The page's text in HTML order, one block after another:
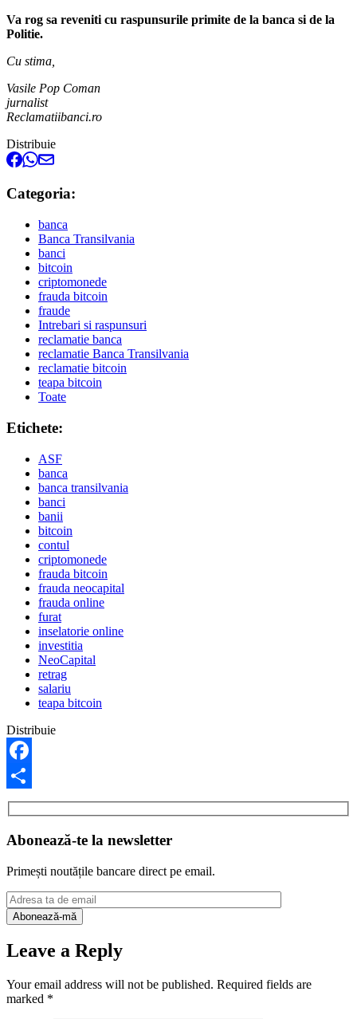
Va rog sa reveniti cu raspunsurile primite de la banca si de la
Politie.
Cu stima,
Vasile Pop Coman
jurnalist
Reclamatiibanci.ro
Distribuie
Categoria:
banca
Banca Transilvania
banci
bitcoin
criptomonede
frauda bitcoin
fraude
Intrebari si raspunsuri
reclamatie banca
reclamatie Banca Transilvania
reclamatie bitcoin
teapa bitcoin
Toate
Etichete:
ASF
banca
banca transilvania
banci
banii
bitcoin
contul
criptomonede
frauda bitcoin
frauda neocapital
frauda online
furat
inselatorie online
investitia
NeoCapital
retrag
salariu
teapa bitcoin
Distribuie
Facebook
Share
Abonează-te la newsletter
Primești noutățile bancare direct pe email.
Leave a Reply
Your email address will not be published. Required fields are
marked *